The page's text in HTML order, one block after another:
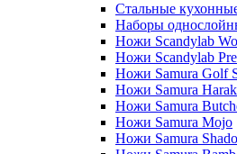
Стальные
Наборы
Ножи Scandylab
Ножи Scandylab
Ножи Samura Golf
Ножи Samura
Ножи Samura
Ножи Samura Mojo
Ножи Samura